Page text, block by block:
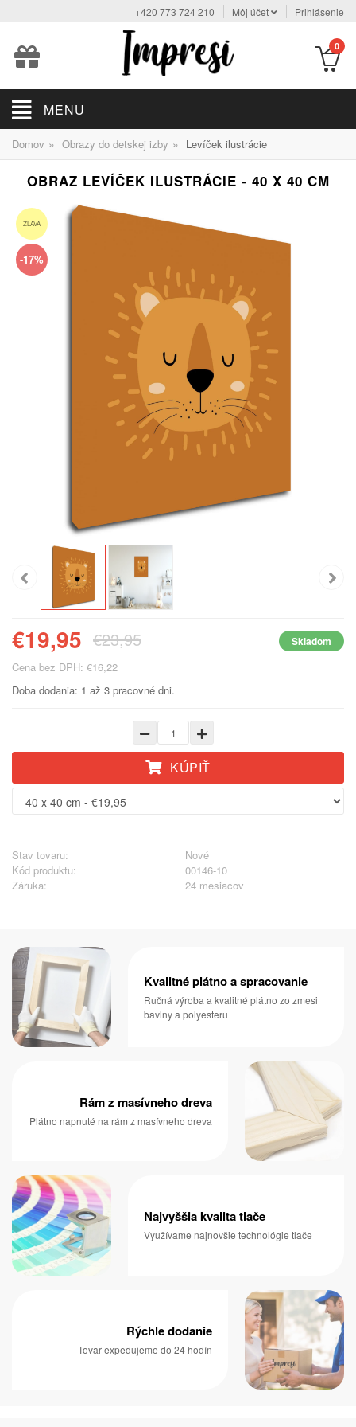
+420 773 724 210 Môj účet Prihlásenie
0
MENU
Domov » Obrazy do detskej izby » Levíček ilustrácie
OBRAZ LEVÍČEK ILUSTRÁCIE - 40 X 40 CM
ZĽAVA
-17%
€19,95 €23,95 Skladom
Cena bez DPH: €16,22
Doba dodania: 1 až 3 pracovné dni.
KÚPIŤ
Stav tovaru:
Nové
Kód produktu:
00146-10
Záruka:
24 mesiacov
Kvalitné plátno a spracovanie
Ručná výroba a kvalitné plátno zo zmesi
bavlny a polyesteru
Rám z masívneho dreva
Plátno napnuté na rám z masívneho dreva
Najvyššia kvalita tlače
Využívame najnovšie technológie tlače
Rýchle dodanie
Tovar expedujeme do 24 hodín